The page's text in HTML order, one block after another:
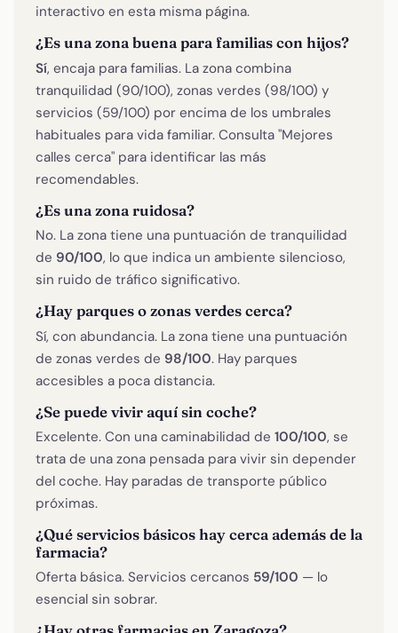
interactivo en esta misma página.
¿Es una zona buena para familias con hijos?
Sí, encaja para familias. La zona combina
tranquilidad (90/100), zonas verdes (98/100) y
servicios (59/100) por encima de los umbrales
habituales para vida familiar. Consulta "Mejores
calles cerca" para identificar las más
recomendables.
¿Es una zona ruidosa?
No. La zona tiene una puntuación de tranquilidad
de 90/100, lo que indica un ambiente silencioso,
sin ruido de tráfico significativo.
¿Hay parques o zonas verdes cerca?
Sí, con abundancia. La zona tiene una puntuación
de zonas verdes de 98/100. Hay parques
accesibles a poca distancia.
¿Se puede vivir aquí sin coche?
Excelente. Con una caminabilidad de 100/100, se
trata de una zona pensada para vivir sin depender
del coche. Hay paradas de transporte público
próximas.
¿Qué servicios básicos hay cerca además de la
farmacia?
Oferta básica. Servicios cercanos 59/100 — lo
esencial sin sobrar.